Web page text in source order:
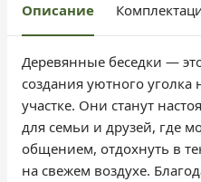
Описание
Деревянные беседки —
создания уютного
участке. Они станут
для семьи и друзей, где
общением, отдохнуть в
на свежем воздухе.